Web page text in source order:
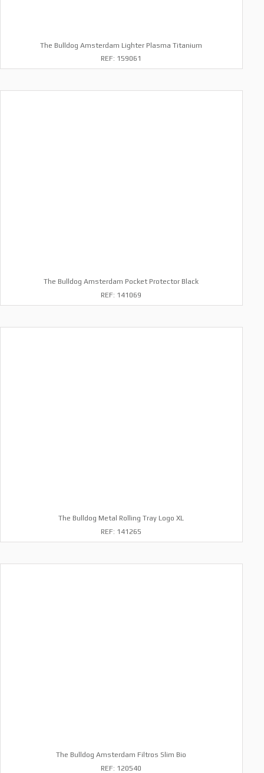
The Bulldog Amsterdam Lighter Plasma Titanium
REF: 159061
The Bulldog Amsterdam Pocket Protector Black
REF: 141069
The Bulldog Metal Rolling Tray Logo XL
REF: 141265
The Bulldog Amsterdam Filtros Slim Bio
REF: 120540